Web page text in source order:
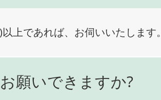
上であれば、お伺いいたします。
願いできますか?